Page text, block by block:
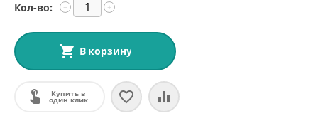
Кол-во: +
−
В корзину
Купить в
один клик